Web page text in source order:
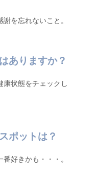
を忘れないこと。
ありますか？
状態をチェックし
ポットは？
好きかも・・・。